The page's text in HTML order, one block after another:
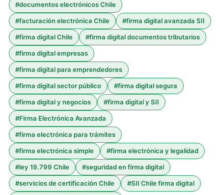
#documentos electrónicos Chile
#facturación electrónica Chile #firma digital avanzada SII
#firma digital Chile #firma digital documentos tributarios
#firma digital empresas
#firma digital para emprendedores
#firma digital sector público #firma digital segura
#firma digital y negocios #firma digital y SII
#Firma Electrónica Avanzada
#firma electrónica para trámites
#firma electrónica simple #firma electrónica y legalidad
#ley 19.799 Chile #seguridad en firma digital
#servicios de certificación Chile #SII Chile firma digital